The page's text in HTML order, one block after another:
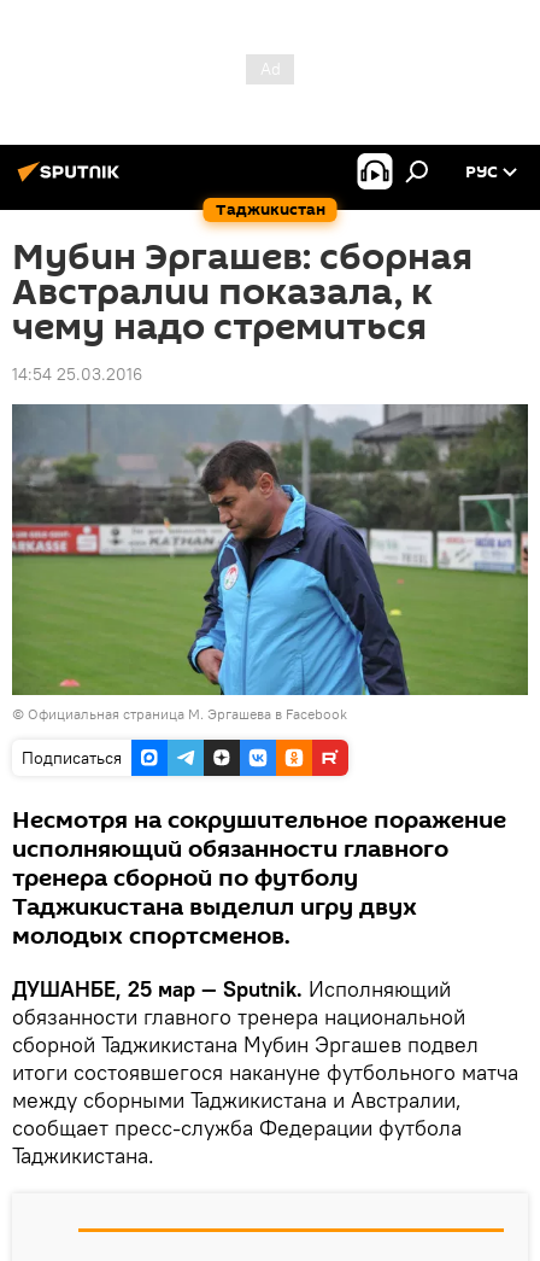
Таджикистан
РУС
Мубин Эргашев: сборная
Австралии показала, к
чему надо стремиться
14:54 25.03.2016
© Официальная страница М. Эргашева в Facebook
Подписаться
Несмотря на сокрушительное поражение
исполняющий обязанности главного
тренера сборной по футболу
Таджикистана выделил игру двух
молодых спортсменов.
ДУШАНБЕ, 25 мар — Sputnik. Исполняющий
обязанности главного тренера национальной
сборной Таджикистана Мубин Эргашев подвел
итоги состоявшегося накануне футбольного матча
между сборными Таджикистана и Австралии,
сообщает пресс-служба Федерации футбола
Таджикистана.